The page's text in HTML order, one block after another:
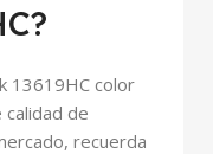
13619HC color
de
recuerda